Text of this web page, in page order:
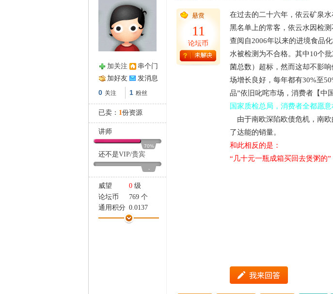
加关注
串个门
加好友
发消息
0 关注 1 粉丝
已卖： 1份资源
讲师
70%
还不是VIP/贵宾
-
威望 0 级
论坛币
769 个
通用积分 0.0137
学术水平
5 点
11
论坛币
在过去的二十六年，依云矿泉
黑名单上的常客，依云水因检
查阅自2006年以来的进境食品
水被检测为不合格。其中10个
菌总数）超标，然而这却不影
场增长良好，每年都有30%至
品”依旧叱咤市场，消费者【中
国家质检总局，消费者全都愿意
由于南欧深陷欧债危机，南欧
了达能的销量。
和此相反的是：
“几十元一瓶成箱买回去煲粥的